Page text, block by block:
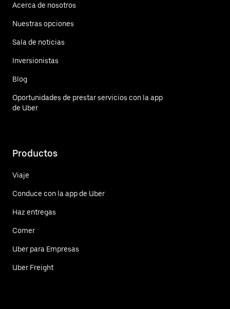
Acerca de nosotros
Nuestras opciones
Sala de noticias
Inversionistas
Blog
Oportunidades de prestar servicios con la app
de Uber
Productos
Viaje
Conduce con la app de Uber
Haz entregas
Comer
Uber para Empresas
Uber Freight